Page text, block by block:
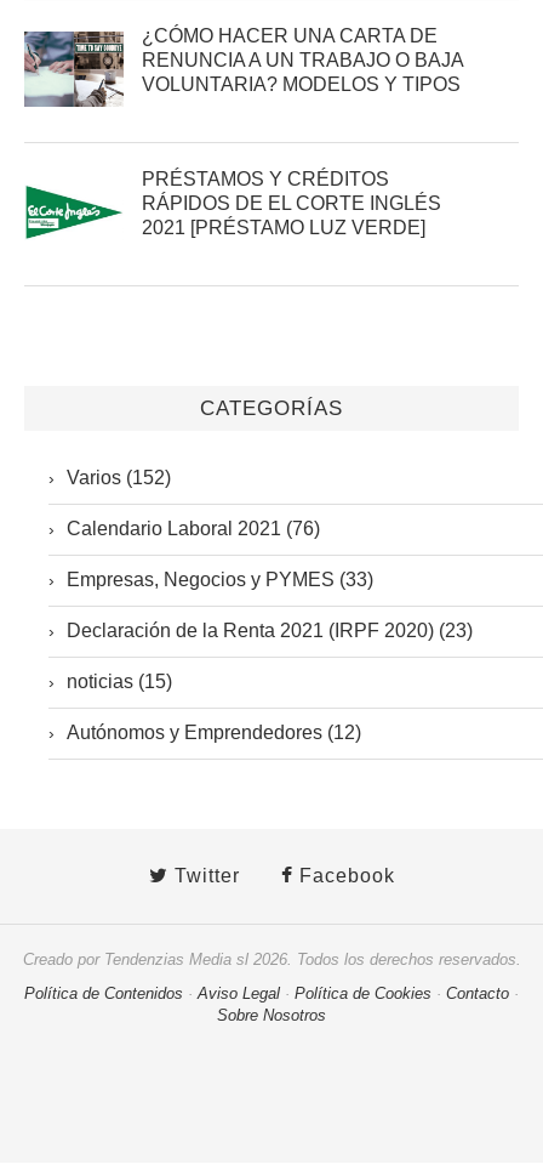
¿CÓMO HACER UNA CARTA DE
RENUNCIA A UN TRABAJO O BAJA
VOLUNTARIA? MODELOS Y TIPOS
PRÉSTAMOS Y CRÉDITOS
RÁPIDOS DE EL CORTE INGLÉS
2021 [PRÉSTAMO LUZ VERDE]
CATEGORÍAS
Varios (152)
Calendario Laboral 2021 (76)
Empresas, Negocios y PYMES (33)
Declaración de la Renta 2021 (IRPF 2020) (23)
noticias (15)
Autónomos y Emprendedores (12)
Twitter Facebook
Creado por Tendenzias Media sl 2026. Todos los derechos reservados.
Política de Contenidos ·Aviso Legal · Política de Cookies · Contacto ·
Sobre Nosotros